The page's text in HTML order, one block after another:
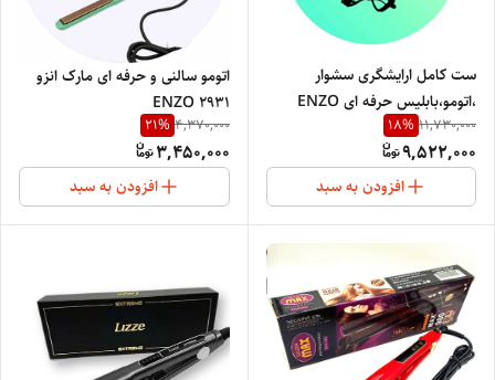
ست کامل ارایشگری سشوار
،اتومو،بابلیس حرفه ای ENZO
Complete hairdressing set
11,730,000
18%
9,522,000
افزودن به سبد
اتومو سالنی و حرفه ای مارک انزو
ENZO 2931
4,370,000
21%
3,450,000
افزودن به سبد